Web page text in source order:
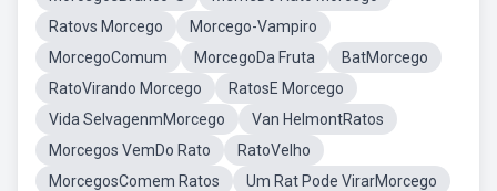
Ratovs Morcego
Morcego-Vampiro
MorcegoComum
MorcegoDa Fruta
BatMorcego
RatoVirando Morcego
RatosE Morcego
Vida SelvagenmMorcego
Van HelmontRatos
Morcegos VemDo Rato
RatoVelho
MorcegosComem Ratos
Um Rat Pode VirarMorcego